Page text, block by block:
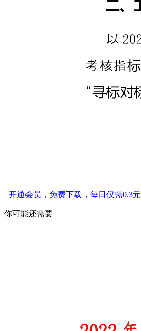
开通会员，免费下载，每日仅需0.3元
你可能还需要